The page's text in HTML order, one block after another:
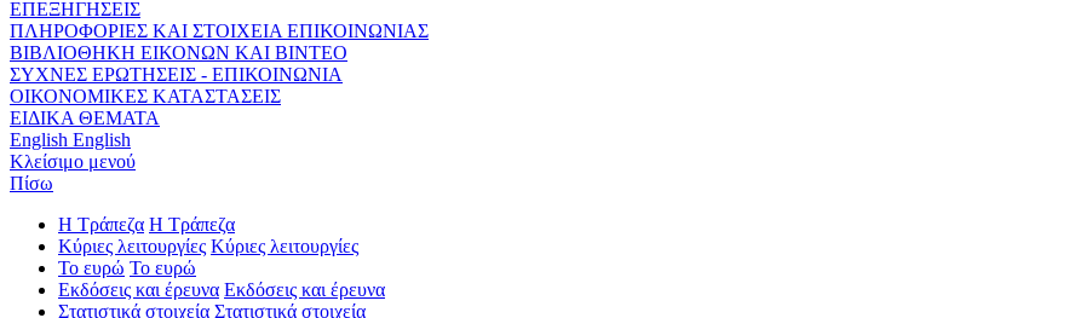
ΕΠΕΞΗΓΗΣΕΙΣ
ΠΛΗΡΟΦΟΡΙΕΣ ΚΑΙ ΣΤΟΙΧΕΙΑ ΕΠΙΚΟΙΝΩΝΙΑΣ
ΒΙΒΛΙΟΘΗΚΗ ΕΙΚΟΝΩΝ ΚΑΙ ΒΙΝΤΕΟ
ΣΥΧΝΕΣ ΕΡΩΤΗΣΕΙΣ - ΕΠΙΚΟΙΝΩΝΙΑ
ΟΙΚΟΝΟΜΙΚΕΣ ΚΑΤΑΣΤΑΣΕΙΣ
ΕΙΔΙΚΑ ΘΕΜΑΤΑ
English English
Κλείσιμο μενού
Πίσω
Η Τράπεζα Η Τράπεζα
Κύριες λειτουργίες Κύριες λειτουργίες
Το ευρώ Το ευρώ
Εκδόσεις και έρευνα Εκδόσεις και έρευνα
Στατιστικά στοιχεία Στατιστικά στοιχεία